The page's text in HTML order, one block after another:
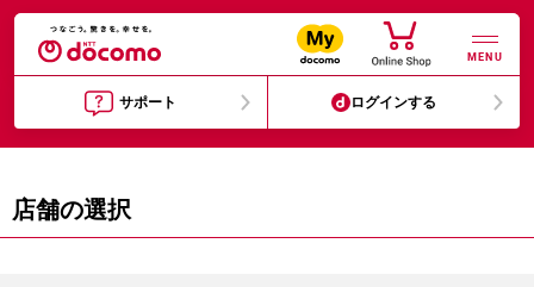
MENU
サポート ログインする
店舗の選択